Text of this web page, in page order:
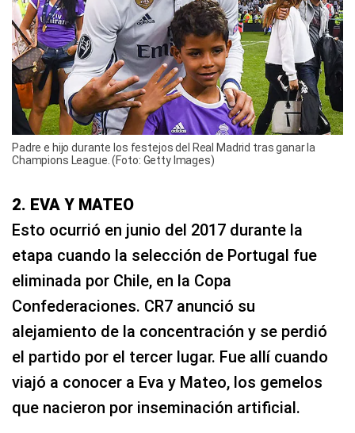
Padre e hijo durante los festejos del Real Madrid tras ganar la
Champions League. (Foto: Getty Images)
2. EVA Y MATEO
Esto ocurrió en junio del 2017 durante la
etapa cuando la selección de Portugal fue
eliminada por Chile, en la Copa
Confederaciones. CR7 anunció su
alejamiento de la concentración y se perdió
el partido por el tercer lugar. Fue allí cuando
viajó a conocer a Eva y Mateo, los gemelos
que nacieron por inseminación artificial.